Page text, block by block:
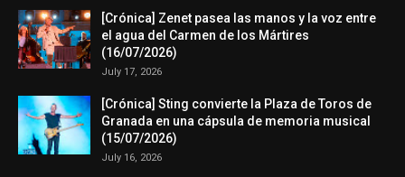
[Crónica] Zenet pasea las manos y la voz entre
el agua del Carmen de los Mártires
(16/07/2026)
July 17, 2026
[Crónica] Sting convierte la Plaza de Toros de
Granada en una cápsula de memoria musical
(15/07/2026)
July 16, 2026